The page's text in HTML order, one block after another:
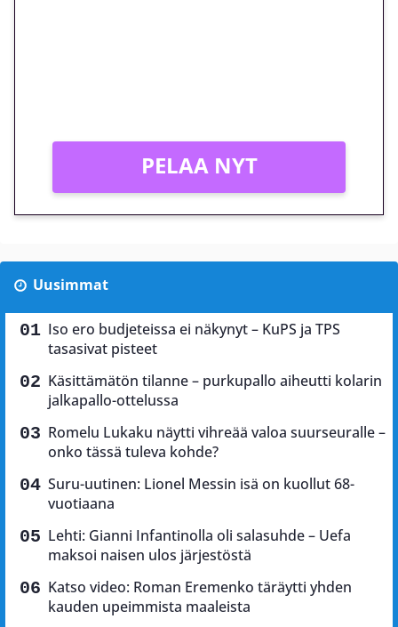
PELAA NYT
Uusimmat
Iso ero budjeteissa ei näkynyt – KuPS ja TPS
tasasivat pisteet
Käsittämätön tilanne – purkupallo aiheutti kolarin
jalkapallo-ottelussa
Romelu Lukaku näytti vihreää valoa suurseuralle –
onko tässä tuleva kohde?
Suru-uutinen: Lionel Messin isä on kuollut 68-
vuotiaana
Lehti: Gianni Infantinolla oli salasuhde – Uefa
maksoi naisen ulos järjestöstä
Katso video: Roman Eremenko täräytti yhden
kauden upeimmista maaleista